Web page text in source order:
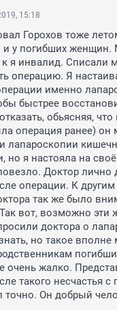
15:18
Горохов тоже
и у погибших женщин.
к я инвалид. Списали
операцию. Я
именно
быстрее
обьясняя,
операция ранее) он
лапароскопии
но я настояла на
Доктор лично
операции. К
так же было
вот, возможно эти
доктора о
но такое вполне
очень жалко.
такого несчастья
точно. Он добрый